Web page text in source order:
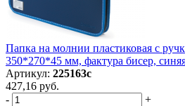
Папка на молнии пластиковая с
350*270*45 мм, фактура бисер,
Артикул: 225163с
427,16 руб.
-
+